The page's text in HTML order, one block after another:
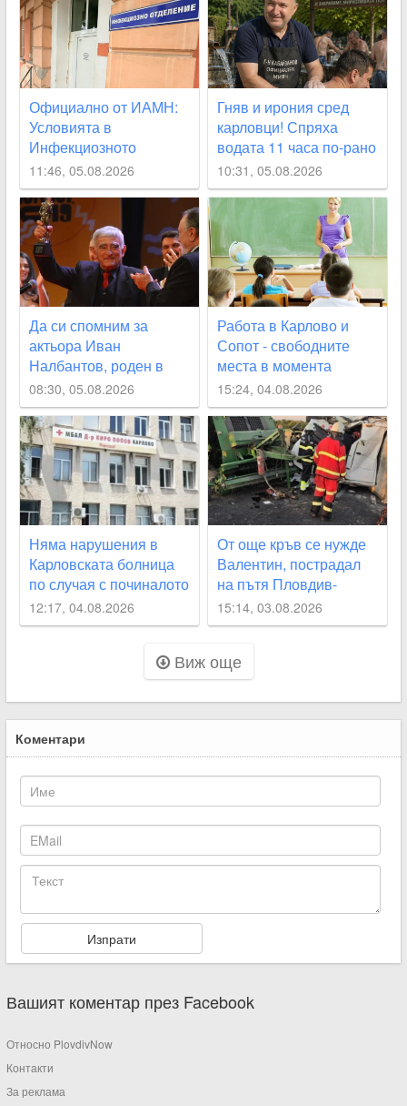
Официално от ИАМН:
Условията в
Инфекциозното
отделение в
карловската болница
са “изключително
лоши“
11:46, 05.08.2026
Гняв и ирония сред
карловци! Спряха
водата 11 часа по-рано
от обявеното
10:31, 05.08.2026
Да си спомним за
актьора Иван
Налбантов, роден в
Карловско на днешната
дата
08:30, 05.08.2026
Работа в Карлово и
Сопот - свободните
места в момента
15:24, 04.08.2026
Няма нарушения в
Карловската болница
по случая с починалото
бебе
12:17, 04.08.2026
От още кръв се нужде
Валентин, пострадал
на пътя Пловдив-
Карлово
15:14, 03.08.2026
Виж още
Коментари
Вашият коментар през Facebook
Относно PlovdivNow
Контакти
За реклама